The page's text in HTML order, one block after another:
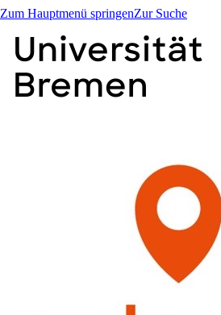
Zum Hauptmenü springenZur Suche